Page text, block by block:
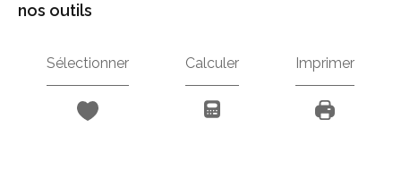
nos outils
Sélectionner Calculer Imprimer